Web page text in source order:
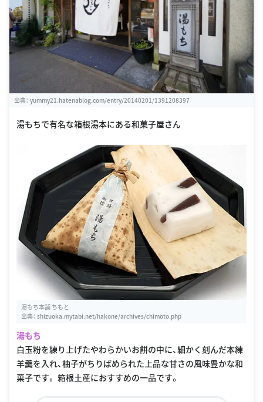
出典： yummy21.hatenablog.com/entry/20140201/1391208397
湯もちで有名な箱根湯本にある和菓子屋さん
湯もち本舗 ちもと
出典： shizuoka.mytabi.net/hakone/archives/chimoto.php
湯もち
白玉粉を練り上げたやわらかいお餅の中に、細かく刻んだ本練
羊羹を入れ、柚子がちりばめられた上品な甘さの風味豊かな和
菓子です。 箱根土産におすすめの一品です。